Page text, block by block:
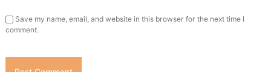
Save my name, email, and website in this browser for the next time I
comment.